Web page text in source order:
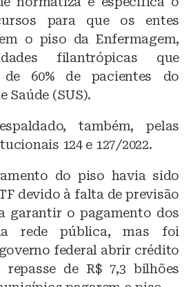
para que os entes
o piso da Enfermagem,
filantrópicas que
60% de pacientes do
Saúde (SUS).
também, pelas
124 e 127/2022.
do piso havia sido
devido à falta de previsão
garantir o pagamento dos
rede pública, mas foi
federal abrir crédito
de R$ 7,3 bilhões